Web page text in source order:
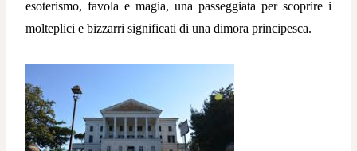
esoterismo, favola e magia, una passeggiata per scoprire i
molteplici e bizzarri significati di una dimora principesca.